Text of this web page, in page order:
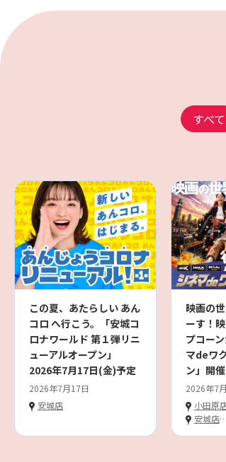
すべて
この夏、あたらしい あん
コロ へ行こう。「安城コ
ロナワールド 第１弾リニ
ューアルオープン」
2026年7月17日(金)予定
2026年7月17日
安城店
映画の
ーす！
プコー
マdeワ
ン」開催
2026年7
小田原
安城店…